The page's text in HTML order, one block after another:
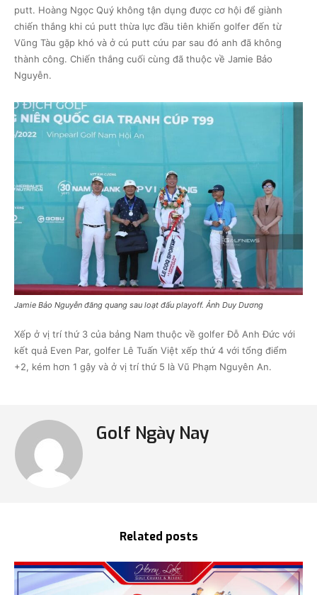
putt. Hoàng Ngọc Quý không tận dụng được cơ hội để giành
chiến thắng khi cú putt thừa lực đầu tiên khiến golfer đến từ
Vũng Tàu gặp khó và ở cú putt cứu par sau đó anh đã không
thành công. Chiến thắng cuối cùng đã thuộc về Jamie Bảo
Nguyễn.
Jamie Bảo Nguyễn đăng quang sau loạt đấu playoff. Ảnh Duy Dương
Xếp ở vị trí thứ 3 của bảng Nam thuộc về golfer Đỗ Anh Đức với
kết quả Even Par, golfer Lê Tuấn Việt xếp thứ 4 với tổng điểm
+2, kém hơn 1 gậy và ở vị trí thứ 5 là Vũ Phạm Nguyên An.
Golf Ngày Nay
Related posts